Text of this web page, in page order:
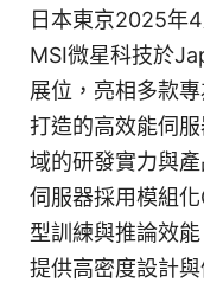
日本東京2025年
MSI微星科技於
展位，亮相多款
打造的高效能伺
域的研發實力與
伺服器採用模組
型訓練與推論效
提供高密度設計